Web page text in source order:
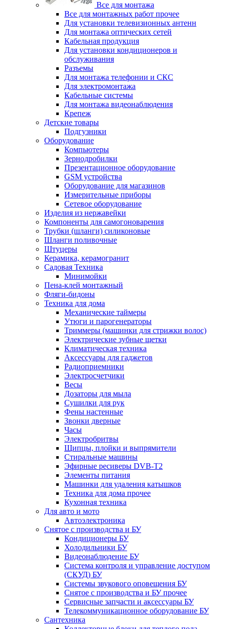
Все для монтажа
Все для монтажных работ прочее
Для установки телевизионных антенн
Для монтажа оптических сетей
Кабельная продукция
Для установки кондиционеров и
обслуживания
Разъемы
Для монтажа телефонии и СКС
Для электромонтажа
Кабельные системы
Для монтажа видеонаблюдения
Крепеж
Детские товары
Подгузники
Оборудование
Компьютеры
Зернодробилки
Презентационное оборудование
GSM устройства
Оборудование для магазинов
Измерительные приборы
Сетевое оборудование
Изделия из нержавейки
Компоненты для самогоноварения
Трубки (шланги) силиконовые
Шланги поливочные
Штуцеры
Керамика, керамогранит
Садовая Техника
Минимойки
Пена-клей монтажный
Фляги-бидоны
Техника для дома
Механические таймеры
Утюги и парогенераторы
Триммеры (машинки для стрижки волос)
Электрические зубные щетки
Климатическая техника
Аксессуары для гаджетов
Радиоприемники
Электросчетчики
Весы
Дозаторы для мыла
Сушилки для рук
Фены настенные
Звонки дверные
Часы
Электробритвы
Щипцы, плойки и выпрямители
Стиральные машины
Эфирные ресиверы DVB-T2
Элементы питания
Машинки для удаления катышков
Техника для дома прочее
Кухонная техника
Для авто и мото
Автоэлектроника
Снятое с производства и БУ
Кондиционеры БУ
Холодильники БУ
Видеонаблюдение БУ
Система контроля и управление доступом
(СКУД) БУ
Системы звукового оповещения БУ
Снятое с производства и БУ прочее
Сервисные запчасти и аксессуары БУ
Телекоммуникационное оборудование БУ
Сантехника